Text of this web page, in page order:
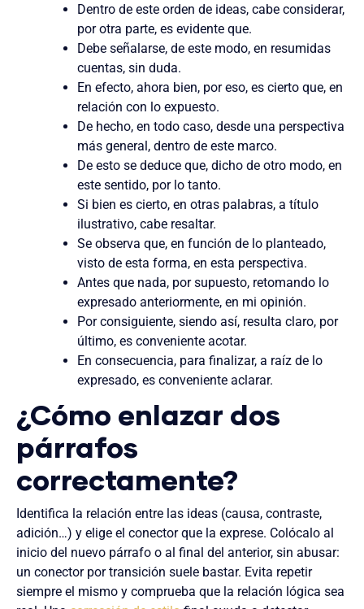
Dentro de este orden de ideas, cabe considerar,
por otra parte, es evidente que.
Debe señalarse, de este modo, en resumidas
cuentas, sin duda.
En efecto, ahora bien, por eso, es cierto que, en
relación con lo expuesto.
De hecho, en todo caso, desde una perspectiva
más general, dentro de este marco.
De esto se deduce que, dicho de otro modo, en
este sentido, por lo tanto.
Si bien es cierto, en otras palabras, a título
ilustrativo, cabe resaltar.
Se observa que, en función de lo planteado,
visto de esta forma, en esta perspectiva.
Antes que nada, por supuesto, retomando lo
expresado anteriormente, en mi opinión.
Por consiguiente, siendo así, resulta claro, por
último, es conveniente acotar.
En consecuencia, para finalizar, a raíz de lo
expresado, es conveniente aclarar.
¿Cómo enlazar dos
párrafos
correctamente?
Identifica la relación entre las ideas (causa, contraste,
adición…) y elige el conector que la exprese. Colócalo al
inicio del nuevo párrafo o al final del anterior, sin abusar:
un conector por transición suele bastar. Evita repetir
siempre el mismo y comprueba que la relación lógica sea